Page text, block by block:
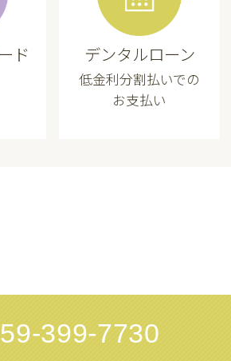
ド デンタルローン
低金利分割払いでの
お支払い
399-7730